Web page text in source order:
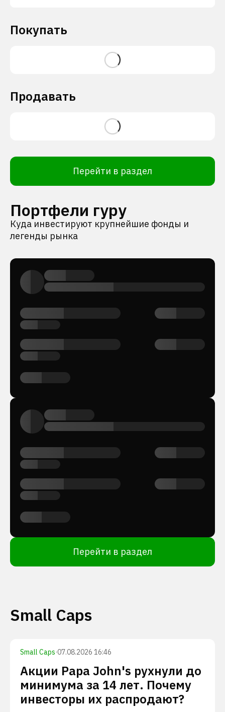
Покупать
Продавать
Перейти в раздел
Портфели гуру
Куда инвестируют крупнейшие фонды и
легенды рынка
Перейти в раздел
Small Caps
Small Caps·07.08.2026 16:46
Акции Papa John's рухнули до
минимума за 14 лет. Почему
инвесторы их распродают?